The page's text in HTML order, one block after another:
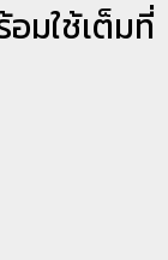
มใช้เต็มที่